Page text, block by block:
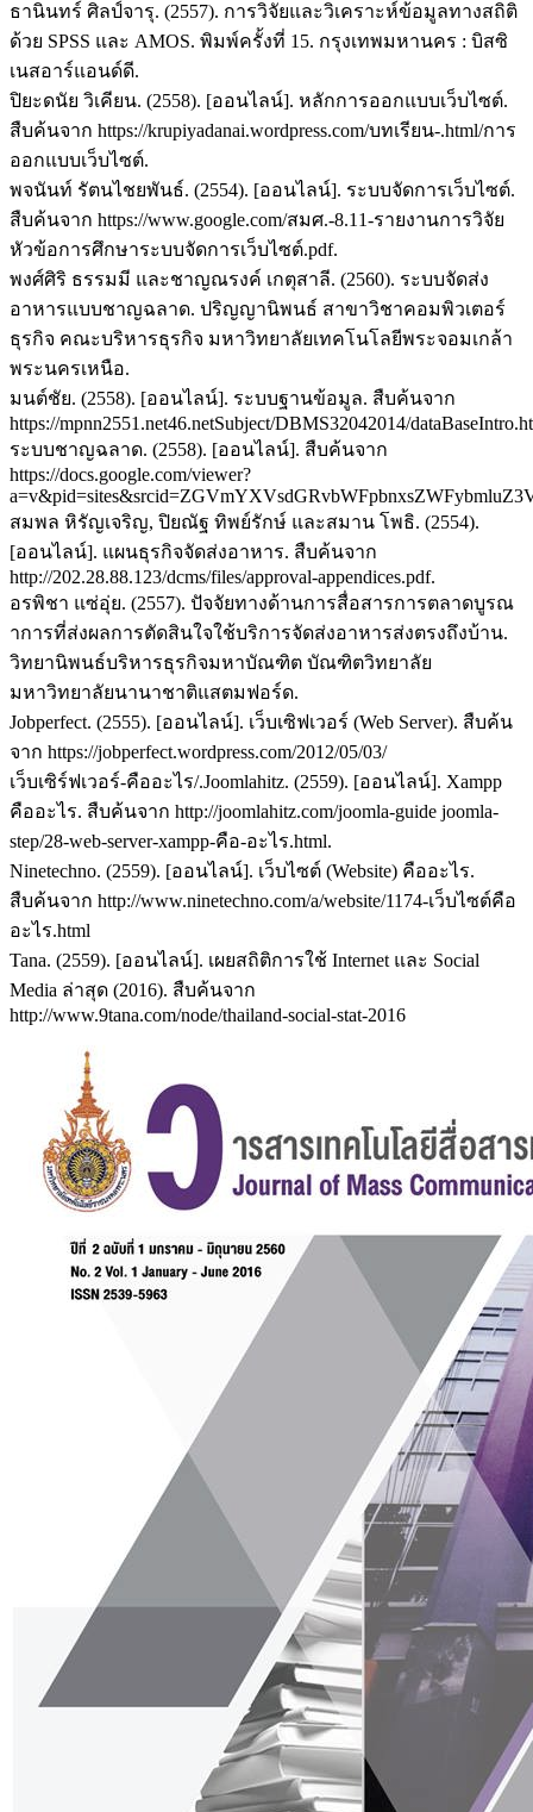
ธานินทร์ ศิลป์จารุ. (2557). การวิจัยและวิเคราะห์ข้อมูลทางสถิติ
ด้วย SPSS และ AMOS. พิมพ์ครั้งที่ 15. กรุงเทพมหานคร : บิสซิ
เนสอาร์แอนด์ดี.
ปิยะดนัย วิเคียน. (2558). [ออนไลน์]. หลักการออกแบบเว็บไซต์.
สืบค้นจาก https://krupiyadanai.wordpress.com/บทเรียน-.html/การ
ออกแบบเว็บไซต์.
พจนันท์ รัตนไชยพันธ์. (2554). [ออนไลน์]. ระบบจัดการเว็บไซต์.
สืบค้นจาก https://www.google.com/สมศ.-8.11-รายงานการวิจัย
หัวข้อการศึกษาระบบจัดการเว็บไซต์.pdf.
พงศ์ศิริ ธรรมมี และชาญณรงค์ เกตุสาลี. (2560). ระบบจัดส่ง
อาหารแบบชาญฉลาด. ปริญญานิพนธ์ สาขาวิชาคอมพิวเตอร์
ธุรกิจ คณะบริหารธุรกิจ มหาวิทยาลัยเทคโนโลยีพระจอมเกล้า
พระนครเหนือ.
มนต์ชัย. (2558). [ออนไลน์]. ระบบฐานข้อมูล. สืบค้นจาก
https://mpnn2551.net46.netSubject/DBMS32042014/
ระบบชาญฉลาด. (2558). [ออนไลน์]. สืบค้นจาก
https://docs.google.com/viewer?
สมพล หิรัญเจริญ, ปิยณัฐ ทิพย์รักษ์ และสมาน โพธิ. (2554).
[ออนไลน์]. แผนธุรกิจจัดส่งอาหาร. สืบค้นจาก
http://202.28.88.123/dcms/files/approval-appendices.pdf.
อรพิชา แซ่อุ่ย. (2557). ปัจจัยทางด้านการสื่อสารการตลาดบูรณ
าการที่ส่งผลการตัดสินใจใช้บริการจัดส่งอาหารส่งตรงถึงบ้าน.
วิทยานิพนธ์บริหารธุรกิจมหาบัณฑิต บัณฑิตวิทยาลัย
มหาวิทยาลัยนานาชาติแสตมฟอร์ด.
Jobperfect. (2555). [ออนไลน์]. เว็บเซิฟเวอร์ (Web Server). สืบค้น
จาก https://jobperfect.wordpress.com/2012/05/03/
เว็บเซิร์ฟเวอร์-คืออะไร/.Joomlahitz. (2559). [ออนไลน์]. Xampp
คืออะไร. สืบค้นจาก http://joomlahitz.com/joomla-guide joomla-
step/28-web-server-xampp-คือ-อะไร.html.
Ninetechno. (2559). [ออนไลน์]. เว็บไซต์ (Website) คืออะไร.
สืบค้นจาก http://www.ninetechno.com/a/website/1174-เว็บไซต์คือ
อะไร.html
Tana. (2559). [ออนไลน์]. เผยสถิติการใช้ Internet และ Social
Media ล่าสุด (2016). สืบค้นจาก
http://www.9tana.com/node/thailand-social-stat-2016